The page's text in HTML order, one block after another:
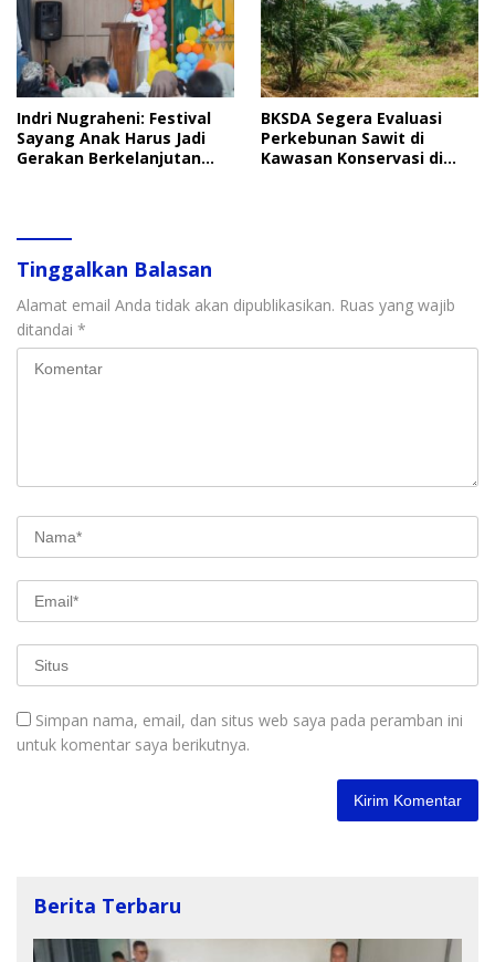
Indri Nugraheni: Festival
Sayang Anak Harus Jadi
Gerakan Berkelanjutan
BKSDA Segera Evaluasi
Perkebunan Sawit di
Kawasan Konservasi di
Tinggalkan Balasan
Alamat email Anda tidak akan dipublikasikan. Ruas yang wajib
ditandai *
Simpan nama, email, dan situs web saya pada peramban ini
untuk komentar saya berikutnya.
Berita Terbaru